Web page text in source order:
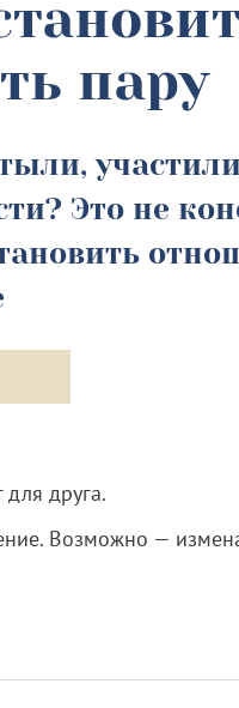
пару
Это не
друга.
Возможно —